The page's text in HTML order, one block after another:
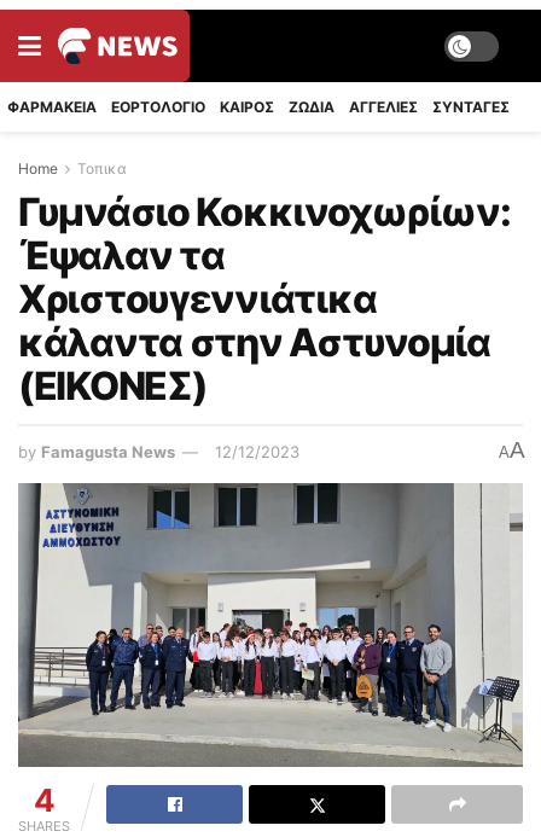
ΦΑΡΜΑΚΕΙΑ ΕΟΡΤΟΛΟΓΙΟ ΚΑΙΡΟΣ ΖΩΔΙΑ ΑΓΓΕΛΙΕΣ ΣΥΝΤΑΓΈΣ
Home Τοπικα
Γυμνάσιο Κοκκινοχωρίων:
Έψαλαν τα
Χριστουγεννιάτικα
κάλαντα στην Αστυνομία
(ΕΙΚΟΝΕΣ)
by Famagusta News 12/12/2023 AA
4
SHARES